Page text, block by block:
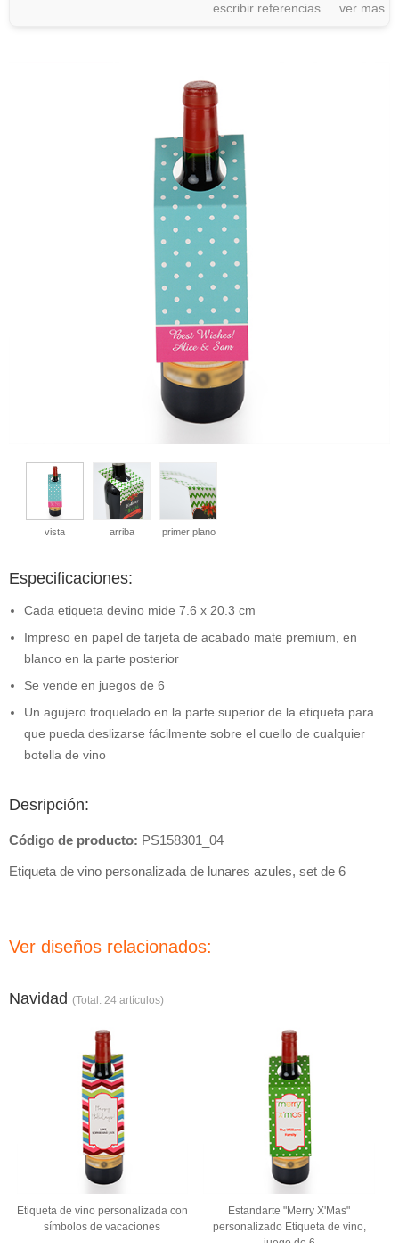
escribir referencias ver mas
vista arriba primer plano
Especificaciones:
Cada etiqueta devino mide 7.6 x 20.3 cm
Impreso en papel de tarjeta de acabado mate premium, en
blanco en la parte posterior
Se vende en juegos de 6
Un agujero troquelado en la parte superior de la etiqueta para
que pueda deslizarse fácilmente sobre el cuello de cualquier
botella de vino
Desripción:
Código de producto: PS158301_04
Etiqueta de vino personalizada de lunares azules, set de 6
Ver diseños relacionados:
Navidad (Total: 24 artículos)
Etiqueta de vino personalizada con
símbolos de vacaciones
Estandarte "Merry X'Mas"
personalizado Etiqueta de vino,
juego de 6